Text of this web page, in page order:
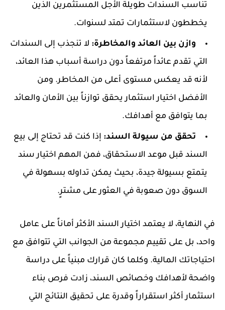
تناسب السندات طويلة الأجل المستثمرين الذين
يخططون لاستثمارات تمتد لسنوات.
وازن بين العائد والمخاطرة: لا تنجذب إلى السندات
التي تقدم عائداً مرتفعاً دون دراسة أسباب هذا العائد،
لأنه قد يعكس مستوى أعلى من المخاطر. ومن
الأفضل اختيار استثمار يحقق توازناً بين الأمان والعائد
بما يتوافق مع أهدافك.
تحقق من سيولة السند: إذا كنت قد تحتاج إلى بيع
السند قبل موعد الاستحقاق، فمن المهم اختيار سند
يتمتع بسيولة جيدة، بحيث يمكن تداوله بسهولة في
السوق دون صعوبة في العثور على مشترٍ.
في النهاية، لا يعتمد اختيار السند الأكثر أماناً على عامل
واحد، بل على تقييم مجموعة من الجوانب التي تتوافق مع
احتياجاتك المالية. وكلما كان قرارك مبنياً على دراسة
واضحة لأهدافك وخصائص السند، زادت فرص بناء
استثمار أكثر استقراراً وقدرة على تحقيق النتائج التي